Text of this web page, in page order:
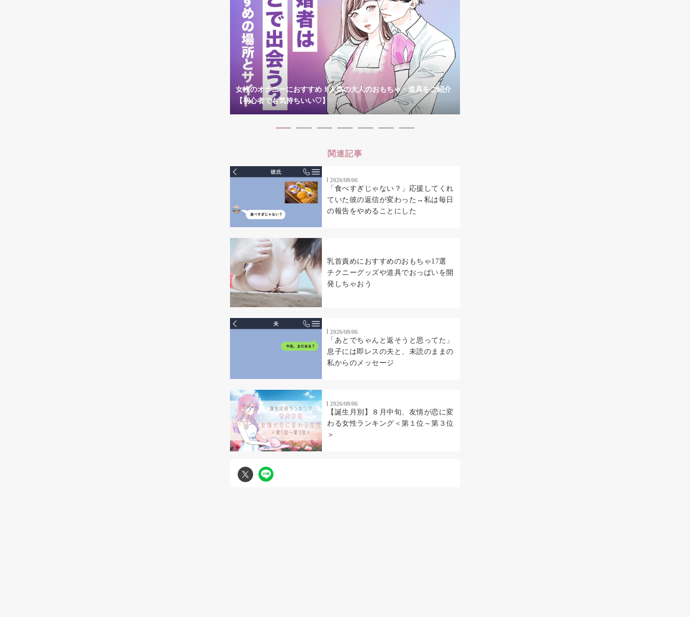
女性のオナニーにおすすめ！人気の大人のおもちゃ・道具をご紹介
【初心者でも気持ちいい♡】
関連記事
2026/08/06
「食べすぎじゃない？」応援してくれ
ていた彼の返信が変わった→私は毎日
の報告をやめることにした
乳首責めにおすすめのおもちゃ17選
チクニーグッズや道具でおっぱいを開
発しちゃおう
2026/08/06
「あとでちゃんと返そうと思ってた」
息子には即レスの夫と、未読のままの
私からのメッセージ
2026/08/06
【誕生月別】８月中旬、友情が恋に変
わる女性ランキング＜第１位～第３位
＞